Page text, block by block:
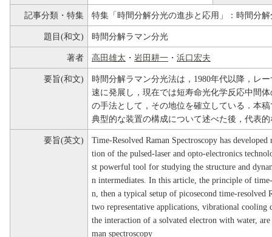
記事分類・特集 特集「時間分解分光の進歩と応用」：時間分
題目(和文) 時間分解ラマン分光
著者 高田雄太 ・ 岩田耕一 ・ 浜口宏夫
要旨(和文)
時間分解ラマン分光法は，1980年代以降，レ
速に発展し，現在では短寿命光化学反応中間
の手法として，その地位を確立している．本
典型的な装置の構成について述べた後，代表
要旨(英文)
Time-Resolved Raman Spectroscopy has
tion of the pulsed-laser and opto-electronics
st powerful tool for studying the structure and
n intermediates. In this article, the principle of
n, then a typical setup of picosecond time-resolved
two representative applications, vibrational cooling
the interaction of a solvated electron with water,
man spectroscopy